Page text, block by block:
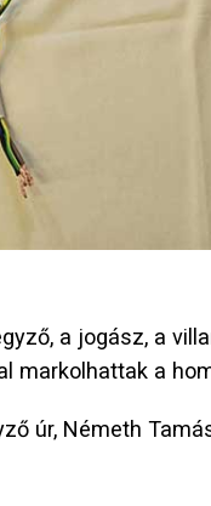
a jogász, a
markolhattak a
úr, Németh